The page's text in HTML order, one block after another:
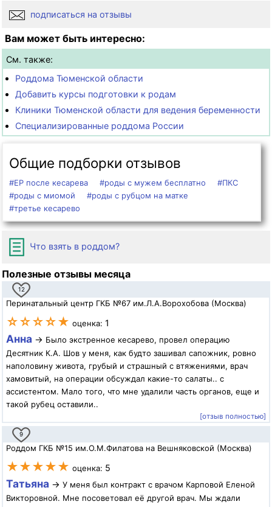
подписаться на отзывы
Вам может быть интересно:
См. также:
Роддома Тюменской области
Добавить курсы подготовки к родам
Клиники Тюменской области для ведения беременности
Специализированные роддома России
Общие подборки отзывов
#ЕР после кесарева #роды с мужем бесплатно
#ПКС
#роды с миомой
#роды с рубцом на матке
#третье кесарево
Что взять в роддом?
Полезные отзывы месяца
12
Перинатальный центр ГКБ №67 им.Л.А.Ворохобова (Москва)
☆☆☆☆★ оценка: 1
Анна → Было экстренное кесарево, провел операцию
Десятник К.А. Шов у меня, как будто зашивал сапожник, ровно
наполовину живота, грубый и страшный с втяжениями, врач
хамовитый, на операции обсуждал какие-то салаты.. с
ассистентом. Мало того, что мне удалили часть органов, еще и
такой рубец оставили..
[отзыв полностью]
9
Роддом ГКБ №15 им.О.М.Филатова на Вешняковской (Москва)
★★★★★ оценка: 5
Татьяна → У меня был контракт с врачом Карповой Еленой
Викторовной. Мне посоветовал её другой врач. Мы ждали